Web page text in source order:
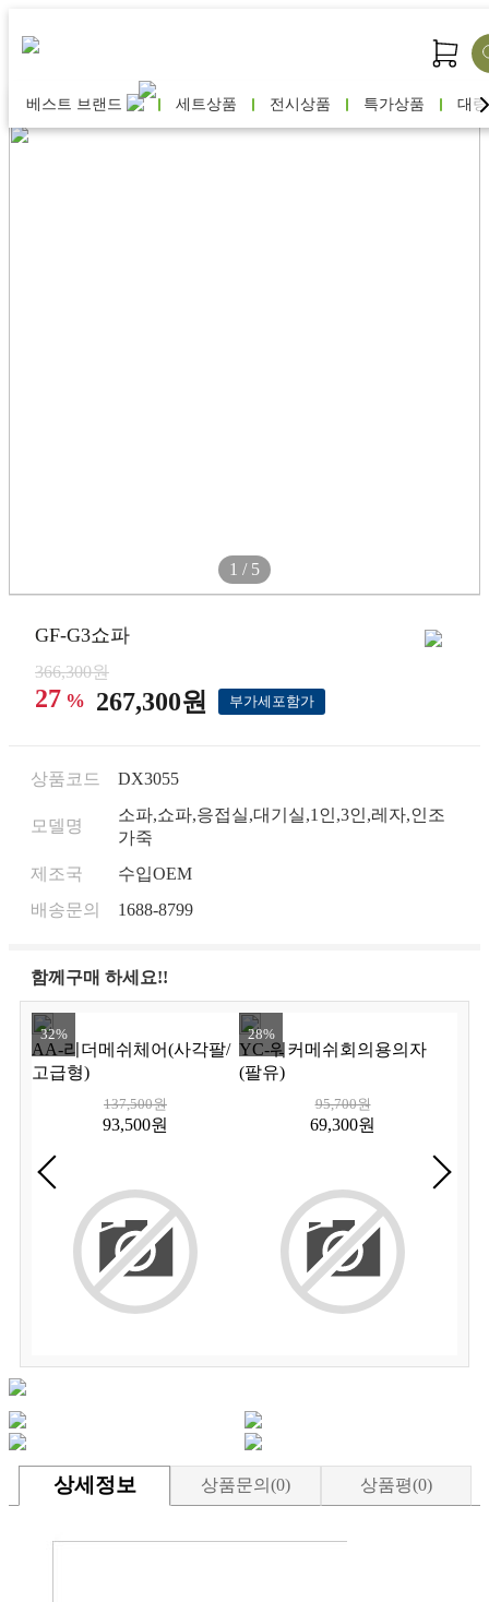
베스트 브랜드 세트상품 전시상품 특가상품 대
1 / 5
GF-G3쇼파
366,300원
27 % 267,300원 부가세포함가
상품코드 DX3055
모델명
소파,쇼파,응접실,대기실,1인,3인,레자,인조
가죽
제조국
수입OEM
배송문의
1688-8799
함께구매 하세요!!
32%
AA-리더메쉬체어(사각팔/
고급형)
137,500원
93,500원
28%
YC-워커메쉬회의용의자
(팔유)
95,700원
69,300원
상세정보 상품문의(0) 상품평(0)